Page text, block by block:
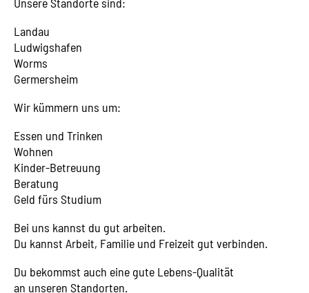
Unsere Standorte sind:
Landau
Ludwigshafen
Worms
Germersheim
Wir kümmern uns um:
Essen und Trinken
Wohnen
Kinder-Betreuung
Beratung
Geld fürs Studium
Bei uns kannst du gut arbeiten.
Du kannst Arbeit, Familie und Freizeit gut verbinden.
Du bekommst auch eine gute Lebens-Qualität
an unseren Standorten.